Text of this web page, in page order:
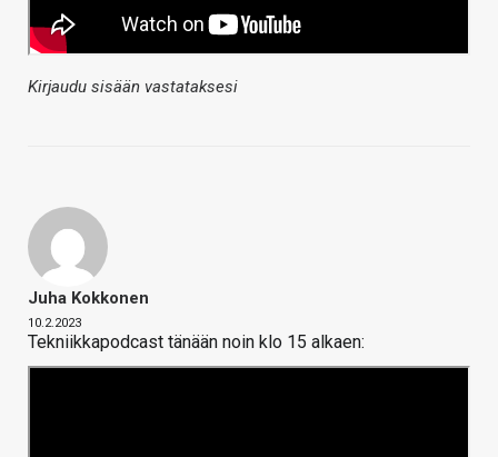
Kirjaudu sisään vastataksesi
Juha Kokkonen
10.2.2023
Tekniikkapodcast tänään noin klo 15 alkaen: